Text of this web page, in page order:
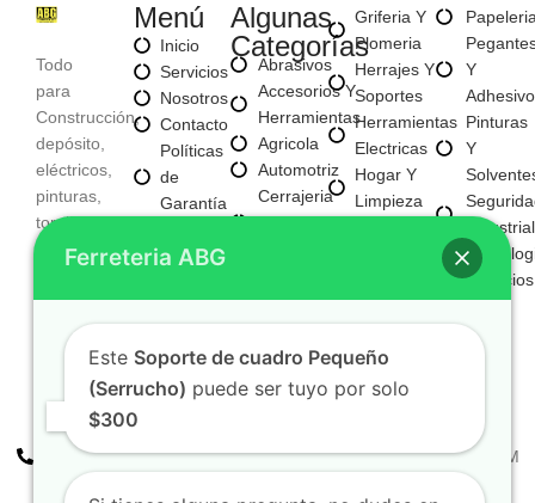
Todo
para
Construcción,
depósito,
eléctricos,
pinturas,
tornillería,
Aseo,
entre
Menú
Inicio
Servicios
Nosotros
Contacto
Políticas
de
Garantía
de
Algunas
Categorías
Abrasivos
Accesorios Y
Herramientas
Agricola
Automotriz
Cerrajeria
Y
E
Iluminacion
Fijaciones
Y
Tornilleria
Griferia Y
Plomeria
Herrajes Y
Soportes
Herramientas
Electricas
Hogar Y
Limpieza
Construccion
Mayorista
De Negocio
Nuevo
Y
Pinturas
Y
Industrial
Servicios
+57 310 2938411
FERREPINTURASABG123@GMAIL.COM
Ferreteria ABG
Este Soporte de cuadro Pequeño
(Serrucho) puede ser tuyo por solo
$300